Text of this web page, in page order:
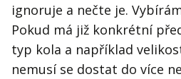
ignoruje a nečte je.
Pokud má již konkrétní
typ kola a například
nemusí se dostat do více